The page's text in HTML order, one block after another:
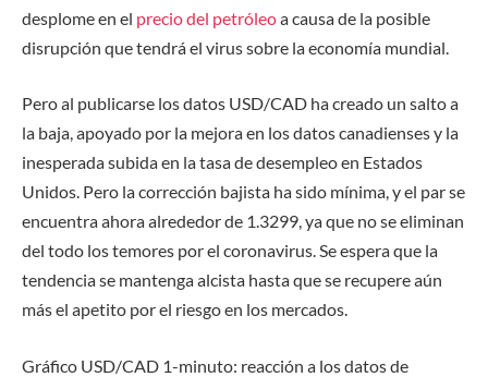
desplome en el precio del petróleoa causa de la posible
disrupción que tendrá el virus sobre la economía mundial.
Pero al publicarse los datos USD/CAD ha creado un salto a
la baja, apoyado por la mejora en los datos canadienses y la
inesperada subida en la tasa de desempleo en Estados
Unidos. Pero la corrección bajista ha sido mínima, y el par se
encuentra ahora alrededor de 1.3299, ya que no se eliminan
del todo los temores por el coronavirus. Se espera que la
tendencia se mantenga alcista hasta que se recupere aún
más el apetito por el riesgo en los mercados.
Gráfico USD/CAD 1-minuto: reacción a los datos de